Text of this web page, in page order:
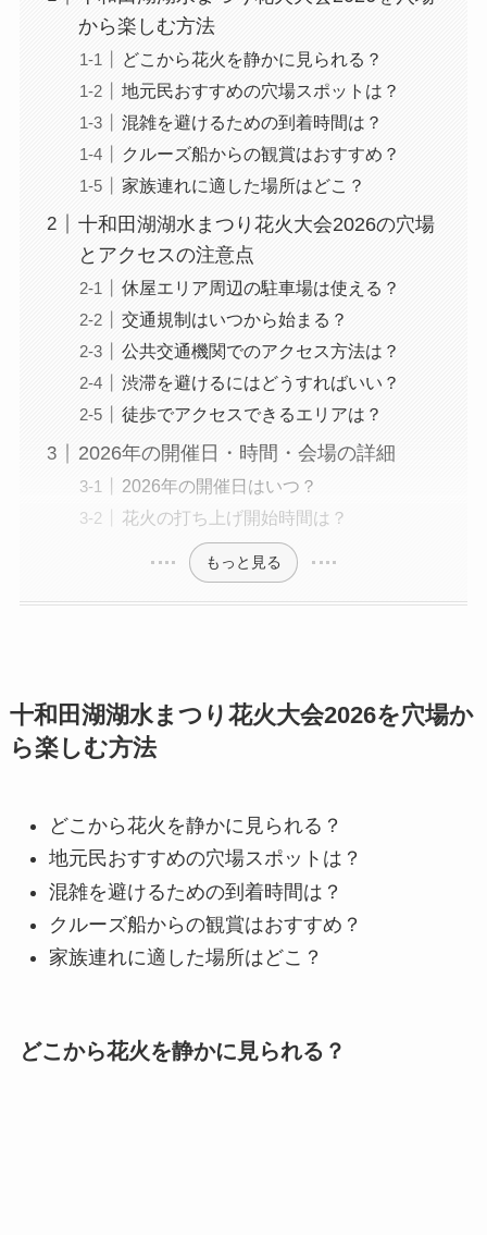
から楽しむ方法
どこから花火を静かに見られる？
地元民おすすめの穴場スポットは？
混雑を避けるための到着時間は？
クルーズ船からの観賞はおすすめ？
家族連れに適した場所はどこ？
十和田湖湖水まつり花火大会2026の穴場
とアクセスの注意点
休屋エリア周辺の駐車場は使える？
交通規制はいつから始まる？
公共交通機関でのアクセス方法は？
渋滞を避けるにはどうすればいい？
徒歩でアクセスできるエリアは？
2026年の開催日・時間・会場の詳細
2026年の開催日はいつ？
花火の打ち上げ開始時間は？
もっと見る
十和田湖湖水まつり花火大会2026を穴場か
ら楽しむ方法
どこから花火を静かに見られる？
地元民おすすめの穴場スポットは？
混雑を避けるための到着時間は？
クルーズ船からの観賞はおすすめ？
家族連れに適した場所はどこ？
どこから花火を静かに見られる？